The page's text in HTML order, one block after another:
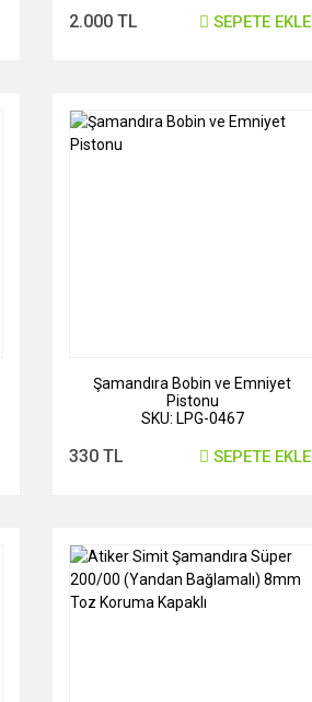
2.000 TL SEPETE EKLE
Şamandıra Bobin ve Emniyet
Pistonu
SKU: LPG-0467
330 TL SEPETE EKLE